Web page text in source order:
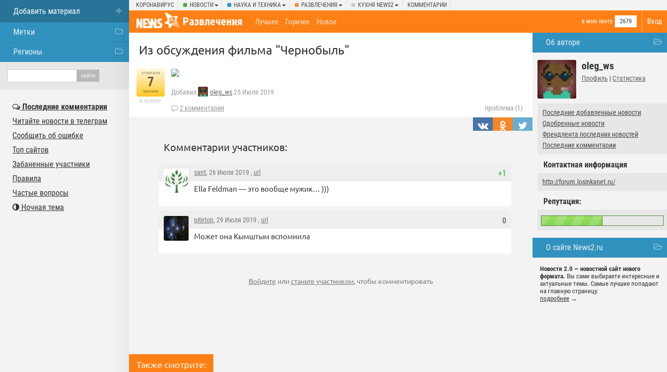
КОРОНАВИРУС НОВОСТИ НАУКА И ТЕХНИКА РАЗВЛЕЧЕНИЯ КУХНЯ NEWS2 КОММЕНТАРИИ
Вход
Развлечения в мою ленту 2679
Лучшее Горячее Новое
Об авторе
oleg_ws
Профиль | Статистика
Последние добавленные новости
Одобренные новости
Френдлента последних новостей
Последние комментарии
Контактная информация
http://forum.losinkanet.ru/
Репутация:
О сайте News2.ru
Новости 2.0 — новостной сайт нового
формата. Вы сами выбираете интересные и
актуальные темы. Самые лучшие попадают
на главную страницу.
подробнее →
Из обсуждения фильма "Чернобыль"
отметили
7
человек
в архиве
Добавил oleg_ws25 Июля 2019
2 комментария
проблема (1)
Комментарии участников:
+1
sant, 26 Июля 2019 , url
Ella Feldman — это вообще мужик… )))
0
pitetop, 29 Июля 2019 , url
Может она Кымштым вспомнила
Войдите илистаньте участником, чтобы комментировать
Также смотрите:
Добавить материал
Метки
Регионы
Последние комментарии
Читайте новости в телеграм
Сообщить об ошибке
Топ сайтов
Забаненные участники
Правила
Частые вопросы
Ночная тема